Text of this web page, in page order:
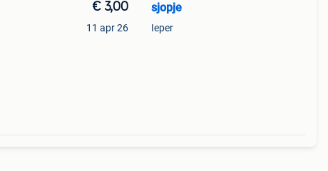
€ 3,00
11 apr 26
sjopje
Ieper